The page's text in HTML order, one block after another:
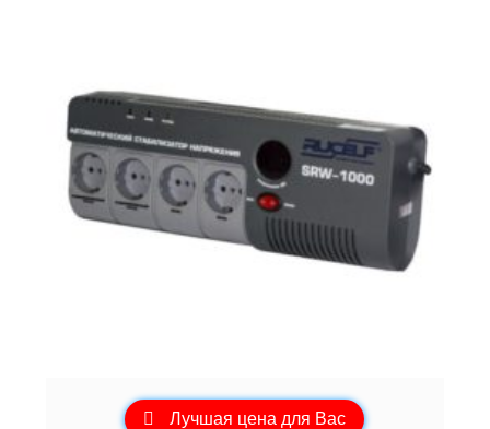
Лучшая цена для Вас